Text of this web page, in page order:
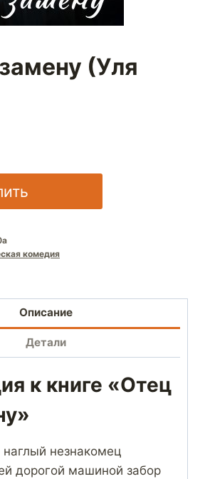
(Уля
комедия
Описание
Детали
к книге «Отец
наглый незнакомец
дорогой машиной забор